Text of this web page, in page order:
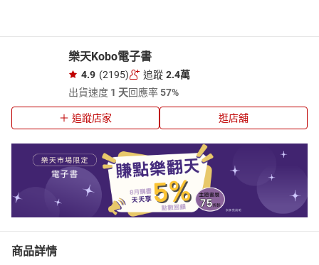
樂天Kobo電子書
4.9 (2195) 追蹤 2.4萬
出貨速度 1 天回應率57%
追蹤店家 逛店舖
商品詳情